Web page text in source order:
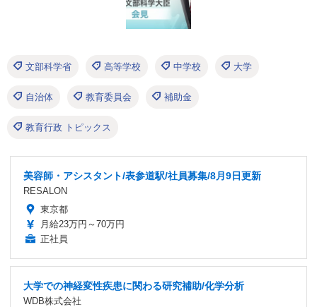
文部科学省 高等学校 中学校 大学
自治体 教育委員会 補助金
教育行政 トピックス
美容師・アシスタント/表参道駅/社員募集/8月9日更新
RESALON
東京都
月給23万円～70万円
正社員
大学での神経変性疾患に関わる研究補助/化学分析
WDB株式会社